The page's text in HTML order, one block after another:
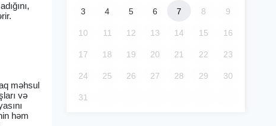
məhsul
və
həm
3 4 5 6 7 8 9
10 11 12 13 14 15 16
17 18 19 20 21 22 23
24 25 26 27 28 29 30
31